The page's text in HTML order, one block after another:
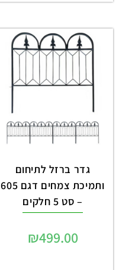
גדר ברזל לתיחום
ותמיכת צמחים דגם 605
– סט 5 חלקים
₪499.00